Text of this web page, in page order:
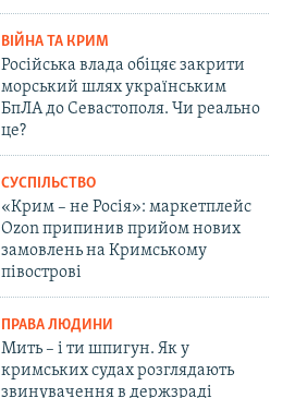
ВІЙНА ТА КРИМ
Російська влада обіцяє закрити
морський шлях українським
БпЛА до Севастополя. Чи реально
це?
СУСПІЛЬСТВО
«Крим – не Росія»: маркетплейс
Ozon припинив прийом нових
замовлень на Кримському
півострові
ПРАВА ЛЮДИНИ
Мить – і ти шпигун. Як у
кримських судах розглядають
звинувачення в держзраді